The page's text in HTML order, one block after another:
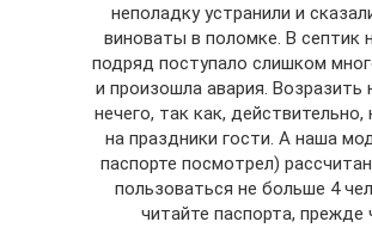
неполадку устранили и
виноваты в поломке. В септик
подряд поступало слишком
и произошла авария. Возразить
нечего, так как,
на праздники гости. А наша
паспорте посмотрел)
пользоваться не больше 4
читайте паспорта, прежде